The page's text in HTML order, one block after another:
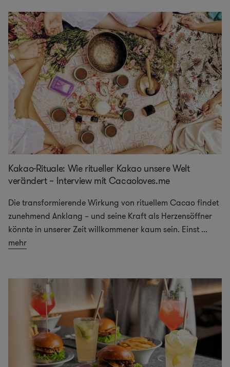
Kakao-Rituale: Wie ritueller Kakao unsere Welt
verändert – Interview mit Cacaoloves.me
Die transformierende Wirkung von rituellem Cacao findet
zunehmend Anklang – und seine Kraft als Herzensöffner
könnte in unserer Zeit willkommener kaum sein. Einst ...
mehr